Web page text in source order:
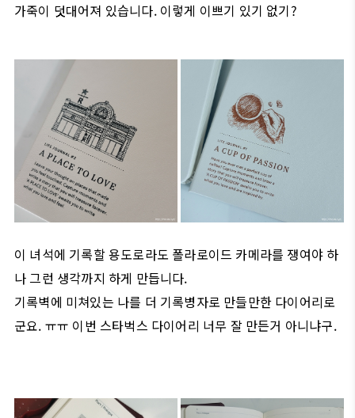
가죽이 덧대어져 있습니다. 이렇게 이쁘기 있기 없기?
이 녀석에 기록할 용도로라도 폴라로이드 카메라를 쟁여야 하
나 그런 생각까지 하게 만듭니다.
기록벽에 미쳐있는 나를 더 기록병자로 만들만한 다이어리로
군요. ㅠㅠ 이번 스타벅스 다이어리 너무 잘 만든거 아니냐구.